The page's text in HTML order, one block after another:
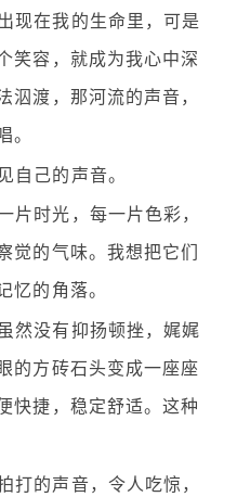
现在我的生命里，可是
笑容，就成为我心中深
泅渡，那河流的声音，
。
自己的声音。
片时光，每一片色彩，
觉的气味。我想把它们
忆的角落。
然没有抑扬顿挫，娓娓
的方砖石头变成一座座
快捷，稳定舒适。这种
打的声音，令人吃惊，